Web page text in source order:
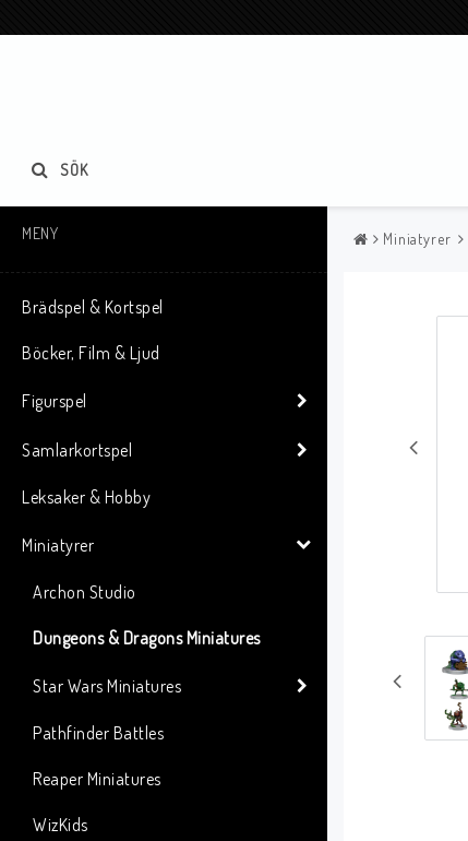
SÖK
MENY
Brädspel & Kortspel
Böcker, Film & Ljud
Figurspel
Samlarkortspel
Leksaker & Hobby
Miniatyrer
Archon Studio
Dungeons & Dragons Miniatures
Star Wars Miniatures
Pathfinder Battles
Reaper Miniatures
WizKids
Miniatyrer